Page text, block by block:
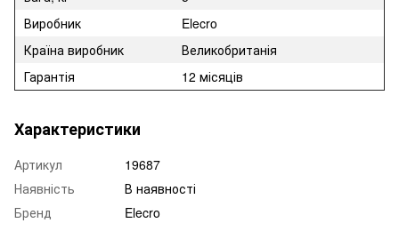
Виробник
Elecro
Країна виробник
Великобританія
Гарантія
12 місяців
Характеристики
Артикул
19687
Наявність
В наявності
Бренд
Elecro